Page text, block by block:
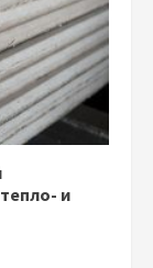
и